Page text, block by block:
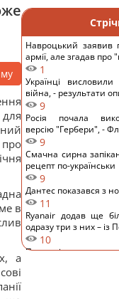
в
а
Навроцький заявив
армії, але згадав
1
Українці
війна, - результати
9
Росія почала
версію "Гербери", -
9
Смачна сирна
рецепт по-українськи
9
Дантес показався з
11
Ryanair додав ще
одразу три з них – із
10
Порожні грядки в